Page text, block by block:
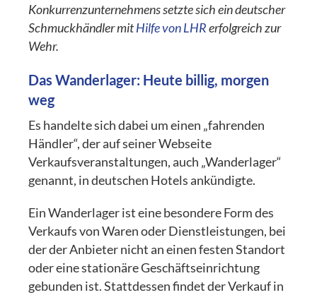
Konkurrenzunternehmens setzte sich ein deutscher
Schmuckhändler mitHilfe von LHRerfolgreich zur
Wehr.
Das Wanderlager: Heute billig, morgen
weg
Es handelte sich dabei um einen „fahrenden
Händler“, der auf seiner Webseite
Verkaufsveranstaltungen, auch „Wanderlager“
genannt, in deutschen Hotels ankündigte.
Ein Wanderlager ist eine besondere Form des
Verkaufs von Waren oder Dienstleistungen, bei
der der Anbieter nicht an einen festen Standort
oder eine stationäre Geschäftseinrichtung
gebunden ist. Stattdessen findet der Verkauf in